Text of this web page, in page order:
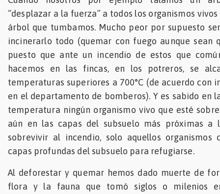
“desplazar a la fuerza” a todos los organismos
árbol que tumbamos. Mucho peor por supuesto
incinerarlo todo (quemar con fuego aunque sean
puesto que ante un incendio de estos que
hacemos en las fincas, en los potreros, se
temperaturas superiores a 700°C (de acuerdo con
en el departamento de bomberos). Y es sabido en
temperatura ningún organismo vivo que esté
aún en las capas del subsuelo más próximas a
sobrevivir al incendio, solo aquellos organismos
capas profundas del subsuelo para refugiarse.
Al deforestar y quemar hemos dado muerte de
flora y la fauna que tomó siglos o milenios